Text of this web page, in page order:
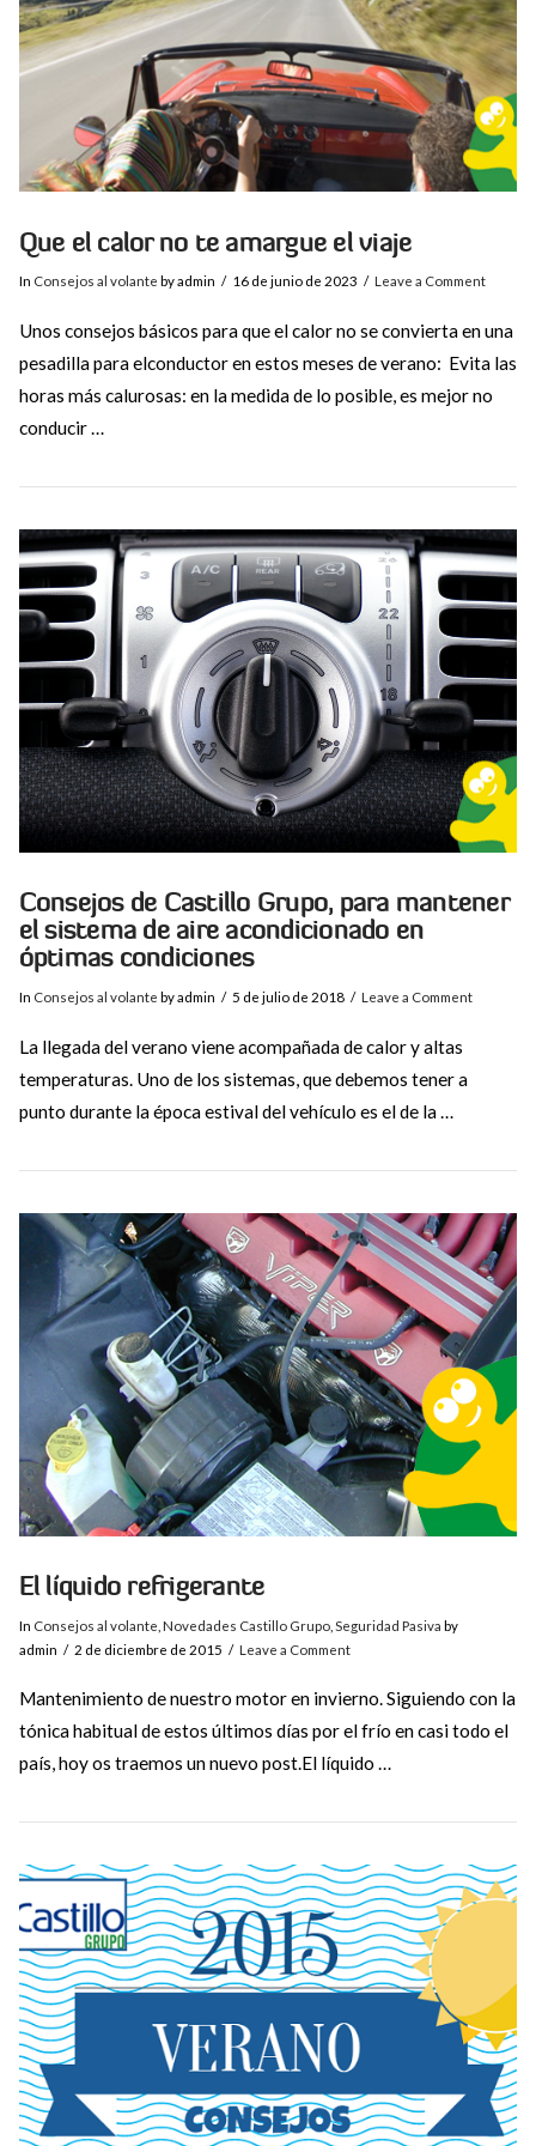
VIEW POST
Que el calor no te amargue el viaje
In Consejos al volante by admin 16 de junio de 2023 Leave a Comment
Unos consejos básicos para que el calor no se convierta en una
pesadilla para elconductor en estos meses de verano: Evita las
horas más calurosas: en la medida de lo posible, es mejor no
conducir …
VIEW POST
Consejos de Castillo Grupo, para mantener
el sistema de aire acondicionado en
óptimas condiciones
In Consejos al volante by admin 5 de julio de 2018 Leave a Comment
La llegada del verano viene acompañada de calor y altas
temperaturas. Uno de los sistemas, que debemos tener a
punto durante la época estival del vehículo es el de la …
VIEW POST
El líquido refrigerante
In Consejos al volante Novedades Castillo Grupo, Seguridad Pasiva by
admin
2 de diciembre de 2015 Leave a Comment
Mantenimiento de nuestro motor en invierno. Siguiendo con la
tónica habitual de estos últimos días por el frío en casi todo el
país, hoy os traemos un nuevo post.El líquido …